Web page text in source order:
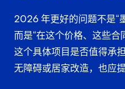
2026 年更好的问题不是“
而是“在这个价格、这些合
这个具体项目是否值得承
无障碍或居家改造，也应